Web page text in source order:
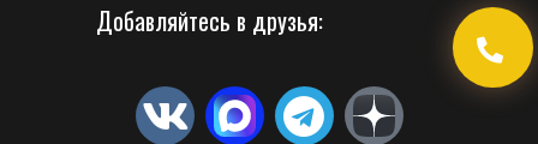
Добавляйтесь в друзья: